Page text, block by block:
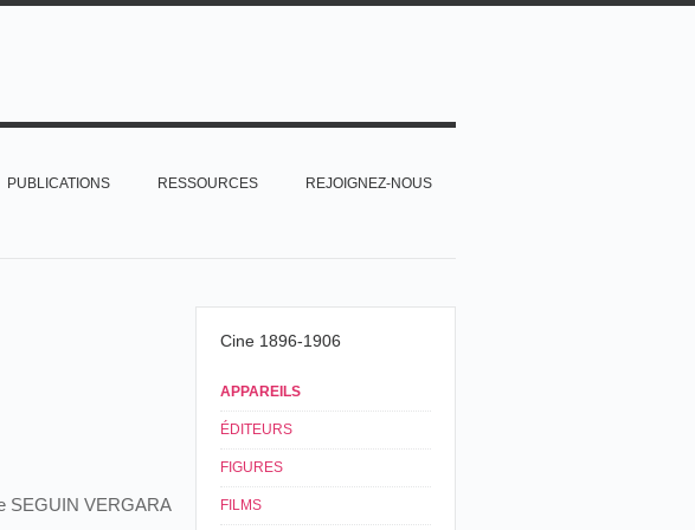
PUBLICATIONS RESSOURCES REJOIGNEZ-NOUS
SEGUIN VERGARA
Cine 1896-1906
APPAREILS
ÉDITEURS
FIGURES
FILMS